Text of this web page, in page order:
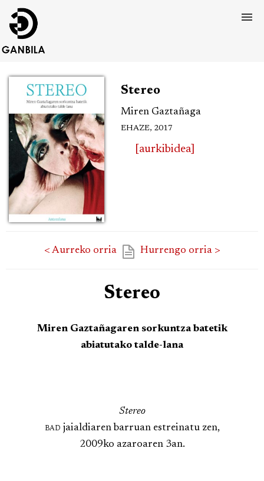
Stereo
Miren Gaztañaga
EHAZE, 2017
[aurkibidea]
< Aurreko orria Hurrengo orria >
Stereo
Miren Gaztañagaren sorkuntza batetik
abiatutako talde-lana
Stereo
bad jaialdiaren barruan estreinatu zen,
2009ko azaroaren 3an.